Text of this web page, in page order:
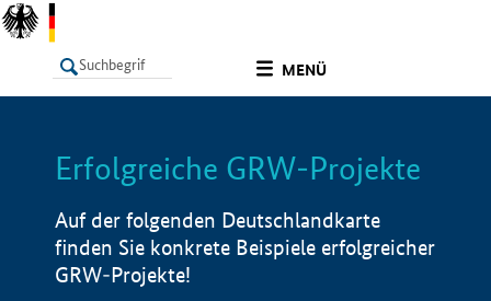
MENÜ
LISTE Info
Erfolgreiche GRW-Projekte
Auf der folgenden Deutschlandkarte
finden Sie konkrete Beispiele erfolgreicher
GRW-Projekte!